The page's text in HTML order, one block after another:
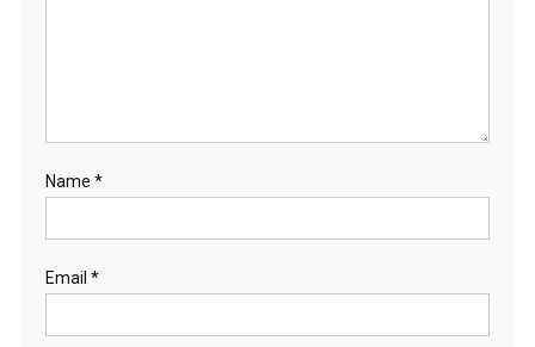
Name *
Email *